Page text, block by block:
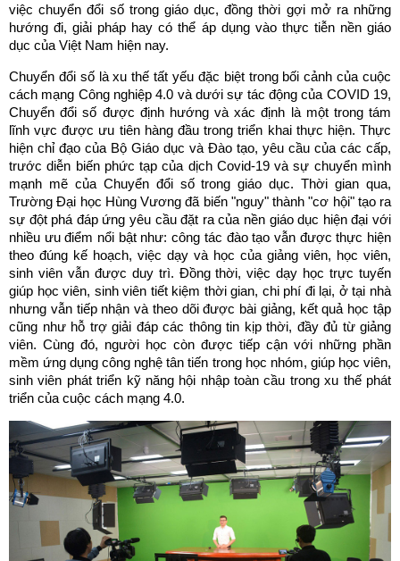
việc chuyển đổi số trong giáo dục, đồng thời gợi mở ra những
hướng đi, giải pháp hay có thể áp dụng vào thực tiễn nền giáo
dục của Việt Nam hiện nay.
Chuyển đổi số là xu thế tất yếu đặc biệt trong bối cảnh của cuộc
cách mạng Công nghiệp 4.0 và dưới sự tác động của COVID 19,
Chuyển đổi số được định hướng và xác định là một trong tám
lĩnh vực được ưu tiên hàng đầu trong triển khai thực hiện. Thực
hiện chỉ đạo của Bộ Giáo dục và Đào tạo, yêu cầu của các cấp,
trước diễn biến phức tạp của dịch Covid-19 và sự chuyển mình
mạnh mẽ của Chuyển đổi số trong giáo dục. Thời gian qua,
Trường Đại học Hùng Vương đã biến "nguy" thành "cơ hội" tạo ra
sự đột phá đáp ứng yêu cầu đặt ra của nền giáo dục hiện đại với
nhiều ưu điểm nổi bật như: công tác đào tạo vẫn được thực hiện
theo đúng kế hoạch, việc dạy và học của giảng viên, học viên,
sinh viên vẫn được duy trì. Đồng thời, việc dạy học trực tuyến
giúp học viên, sinh viên tiết kiệm thời gian, chi phí đi lại, ở tại nhà
nhưng vẫn tiếp nhận và theo dõi được bài giảng, kết quả học tập
cũng như hỗ trợ giải đáp các thông tin kịp thời, đầy đủ từ giảng
viên. Cùng đó, người học còn được tiếp cận với những phần
mềm ứng dụng công nghệ tân tiến trong học nhóm, giúp học viên,
sinh viên phát triển kỹ năng hội nhập toàn cầu trong xu thế phát
triển của cuộc cách mạng 4.0.